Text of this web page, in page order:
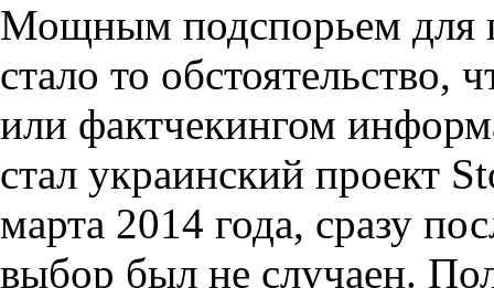
Мощным подспорьем для
стало то обстоятельство,
или фактчекингом
стал украинский проект
марта 2014 года, сразу
выбор был не случаен.